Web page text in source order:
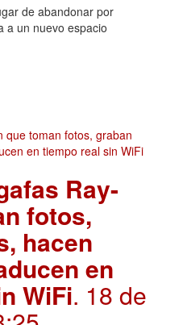
de abandonar por
a un nuevo espacio
Ray-
fotos,
hacen
en
WiFi. 18 de